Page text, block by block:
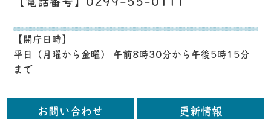
【電話番号】0299-55-0111
【開庁日時】
平日（月曜から金曜） 午前8時30分から午後5時15分
まで
お問い合わせ 更新情報